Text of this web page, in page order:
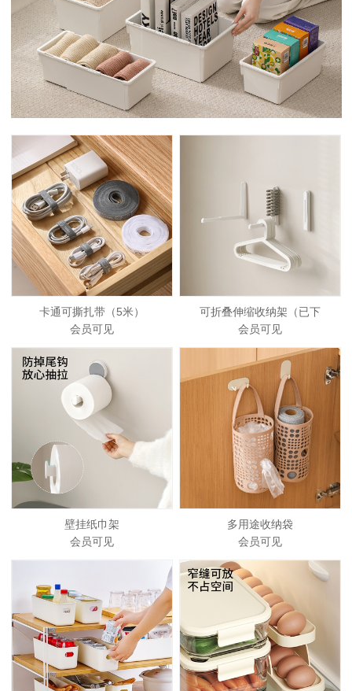
卡通可撕扎带（5米）
会员可见
可折叠伸缩收纳架（已下
会员可见
壁挂纸巾架
会员可见
多用途收纳袋
会员可见